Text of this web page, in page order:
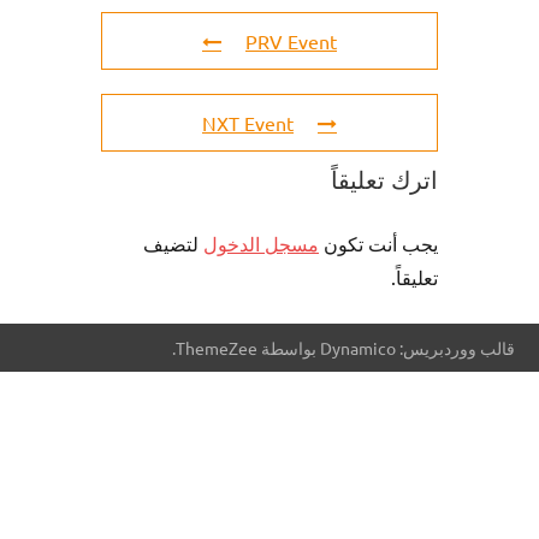
PRV Event
NXT Event
اترك تعليقاً
يجب أنت تكون مسجل الدخول لتضيف
تعليقاً.
قالب ووردبريس: Dynamico بواسطة ThemeZee.